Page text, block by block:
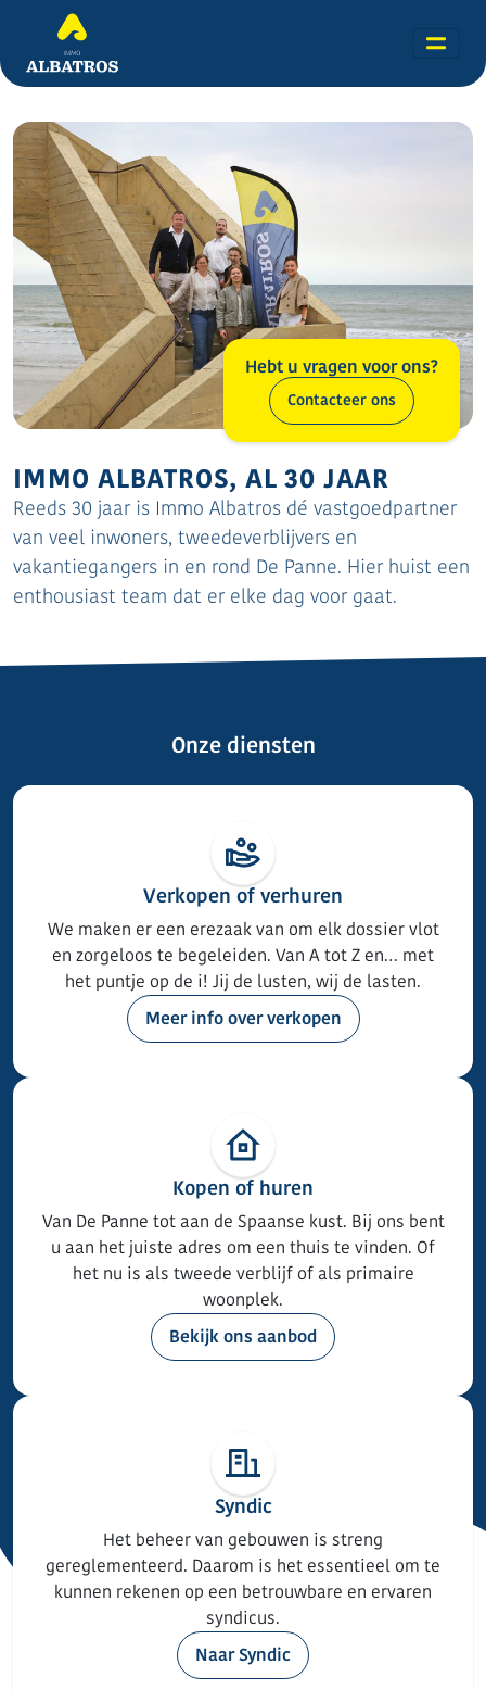
Hebt u vragen voor ons?
Contacteer ons
IMMO ALBATROS, AL 30 JAAR
Reeds 30 jaar is Immo Albatros dé vastgoedpartner
van veel inwoners, tweedeverblijvers en
vakantiegangers in en rond De Panne. Hier huist een
enthousiast team dat er elke dag voor gaat.
Onze diensten
Verkopen of verhuren
We maken er een erezaak van om elk dossier vlot
en zorgeloos te begeleiden. Van A tot Z en… met
het puntje op de i! Jij de lusten, wij de lasten.
Meer info over verkopen
Kopen of huren
Van De Panne tot aan de Spaanse kust. Bij ons bent
u aan het juiste adres om een thuis te vinden. Of
het nu is als tweede verblijf of als primaire
woonplek.
Bekijk ons aanbod
Syndic
Het beheer van gebouwen is streng
gereglementeerd. Daarom is het essentieel om te
kunnen rekenen op een betrouwbare en ervaren
syndicus.
Naar Syndic